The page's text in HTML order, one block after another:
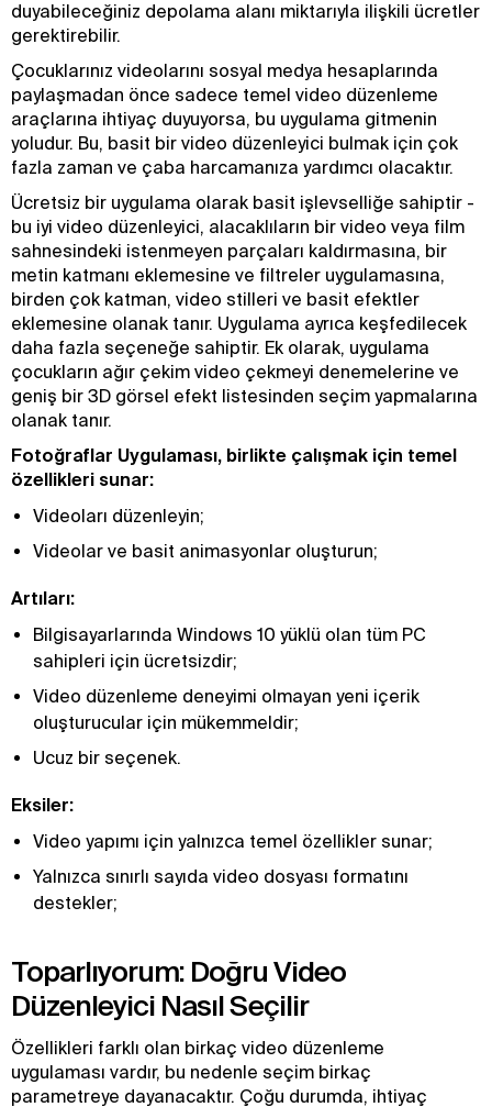
duyabileceğiniz depolama alanı miktarıyla ilişkili ücretler
gerektirebilir.
Çocuklarınız videolarını sosyal medya hesaplarında
paylaşmadan önce sadece temel video düzenleme
araçlarına ihtiyaç duyuyorsa, bu uygulama gitmenin
yoludur. Bu, basit bir video düzenleyici bulmak için çok
fazla zaman ve çaba harcamanıza yardımcı olacaktır.
Ücretsiz bir uygulama olarak basit işlevselliğe sahiptir -
bu iyi video düzenleyici, alacaklıların bir video veya film
sahnesindeki istenmeyen parçaları kaldırmasına, bir
metin katmanı eklemesine ve filtreler uygulamasına,
birden çok katman, video stilleri ve basit efektler
eklemesine olanak tanır. Uygulama ayrıca keşfedilecek
daha fazla seçeneğe sahiptir. Ek olarak, uygulama
çocukların ağır çekim video çekmeyi denemelerine ve
geniş bir 3D görsel efekt listesinden seçim yapmalarına
olanak tanır.
Fotoğraflar Uygulaması, birlikte çalışmak için temel
özellikleri sunar:
Videoları düzenleyin;
Videolar ve basit animasyonlar oluşturun;
Artıları:
Bilgisayarlarında Windows 10 yüklü olan tüm PC
sahipleri için ücretsizdir;
Video düzenleme deneyimi olmayan yeni içerik
oluşturucular için mükemmeldir;
Ucuz bir seçenek.
Eksiler:
Video yapımı için yalnızca temel özellikler sunar;
Yalnızca sınırlı sayıda video dosyası formatını
destekler;
Toparlıyorum: Doğru Video
Düzenleyici Nasıl Seçilir
Özellikleri farklı olan birkaç video düzenleme
uygulaması vardır, bu nedenle seçim birkaç
parametreye dayanacaktır. Çoğu durumda, ihtiyaç